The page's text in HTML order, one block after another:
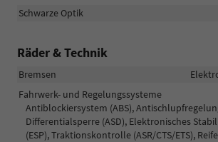
Schwarze Optik
Räder & Technik
Bremsen
Fahrwerk- und Regelungssysteme
Antiblockiersystem (ABS),
Differentialsperre (ASD), Elektronisches
(ESP), Traktionskontrolle (ASR/CTS/ETS),